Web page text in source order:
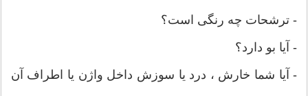
- ترشحات چه رنگی است؟
- آیا بو دارد؟
- آیا شما خارش ، درد یا سوزش داخل واژن یا اطراف آن